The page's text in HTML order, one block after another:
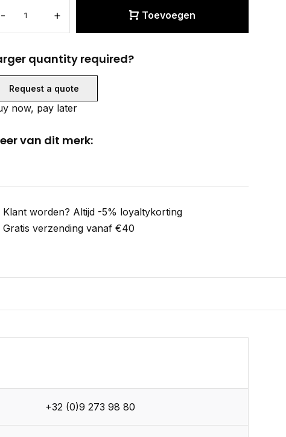
- + Toevoegen
quantity required?
Request a quote
now, pay later
van dit merk:
Klant worden? Altijd -5% loyaltykorting
Gratis verzending vanaf €40
+32 (0)9 273 98 80